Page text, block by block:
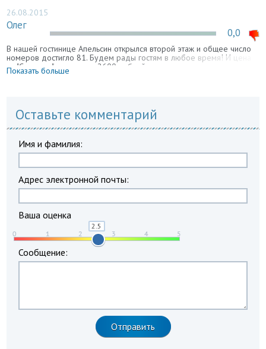
26.08.2015
Олег
0,0
В нашей гостинице Апельсин открылся второй этаж и общее число
номеров достигло 81. Будем рады гостям в любое время! И цена
на "Стандарт" составляет 2600 рублей вместе с завтраком.
Показать больше
Оставьте комментарий
Имя и фамилия:
Адрес электронной почты:
Ваша оценка
Сообщение: